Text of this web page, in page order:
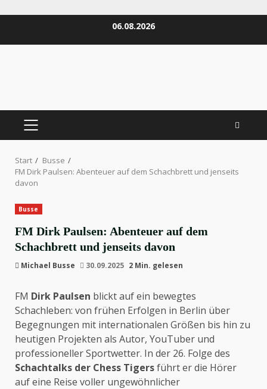
06.08.2026
PRIMÄRES
Start
Busse
FM Dirk Paulsen: Abenteuer auf dem Schachbrett und jenseits
davon
Busse
FM Dirk Paulsen: Abenteuer auf dem
Schachbrett und jenseits davon
Michael Busse 30.09.2025 2 Min. gelesen
FM Dirk Paulsen blickt auf ein bewegtes
Schachleben: von frühen Erfolgen in Berlin über
Begegnungen mit internationalen Größen bis hin zu
heutigen Projekten als Autor, YouTuber und
professioneller Sportwetter. In der 26. Folge des
Schachtalks der Chess Tigersführt er die Hörer
auf eine Reise voller ungewöhnlicher